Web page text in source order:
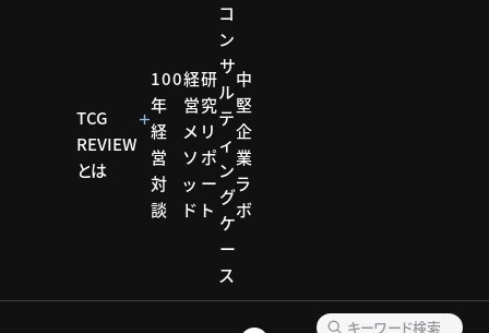
TCG
REVIEW
とは
100
年
経
営
対
談
経
営
メ
ソ
ッ
ド
研
究
リ
ポ
ー
ト
コ
ン
サ
ル
テ
ィ
ン
グ
ケ
ー
ス
中
堅
企
業
ラ
ボ
経営テーマ一覧 Keyword：北陸支社
北陸支社
VIEW MORE